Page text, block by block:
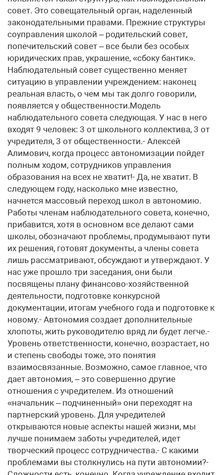
совет. Это совещательный орган, наделенный
законодательными правами. Прежние структуры
соуправления школой – родительский совет,
попечительский совет – все были без особых
юридических прав, украшение, «сбоку бантик».
Наблюдательный совет существенно меняет
ситуацию в управлении учреждением: наконец
реальная власть, о чем мы так долго говорили,
появляется у общественности.Модель
наблюдательного совета следующая. У нас в него
входят 9 человек: 3 от школьного коллектива, 3 от
учредителя, 3 от общественности.- Алексей
Алимович, когда процесс автономизации пойдет
полным ходом, сотрудников управления
образования на всех не хватит!- Да, не хватит. В
следующем году, насколько мне известно,
начнется массовый переход школ в автономию.
Работы членам наблюдательного совета, конечно,
прибавится, хотя в основном все делают сами
школы, обозначают проблемы, продумывают пути
их решения, готовят документы, а члены совета
лишь рассматривают, обсуждают и утверждают. У
нас уже прошло три заседания, они были
посвящены плану финансово-хозяйственной
деятельности, подготовке конкурсной
документации, итогам учебного года и подготовке к
новому.- Автономия создает дополнительные
хлопоты, жить руководителю вряд ли будет легче.-
Уровень ответственности, конечно, возрастает, но
и степень свободы тоже, это понятия
взаимосвязанные. Возможно, самое главное, что
дает автономия, – это совершенно другие
отношения с учредителем. Из отношений
«начальник – подчиненный» они переходят на
партнерский уровень. Для учредителей
открываются новые аспекты нашей жизни, мы
лучше понимаем заботы учредителей, идет
творческий процесс сотрудничества.- С какими
проблемами вы столкнулись на пути автономии?-